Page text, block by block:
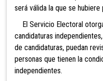
será válida la que se
El Servicio Electoral
candidaturas
de candidaturas, puedan
personas que tienen la
independientes.